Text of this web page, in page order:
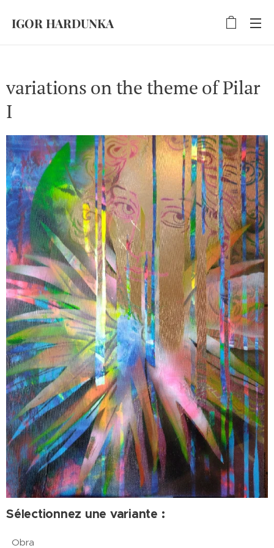
IGOR HARDUNKA
variations on the theme of Pilar
I
Sélectionnez une variante :
Obra